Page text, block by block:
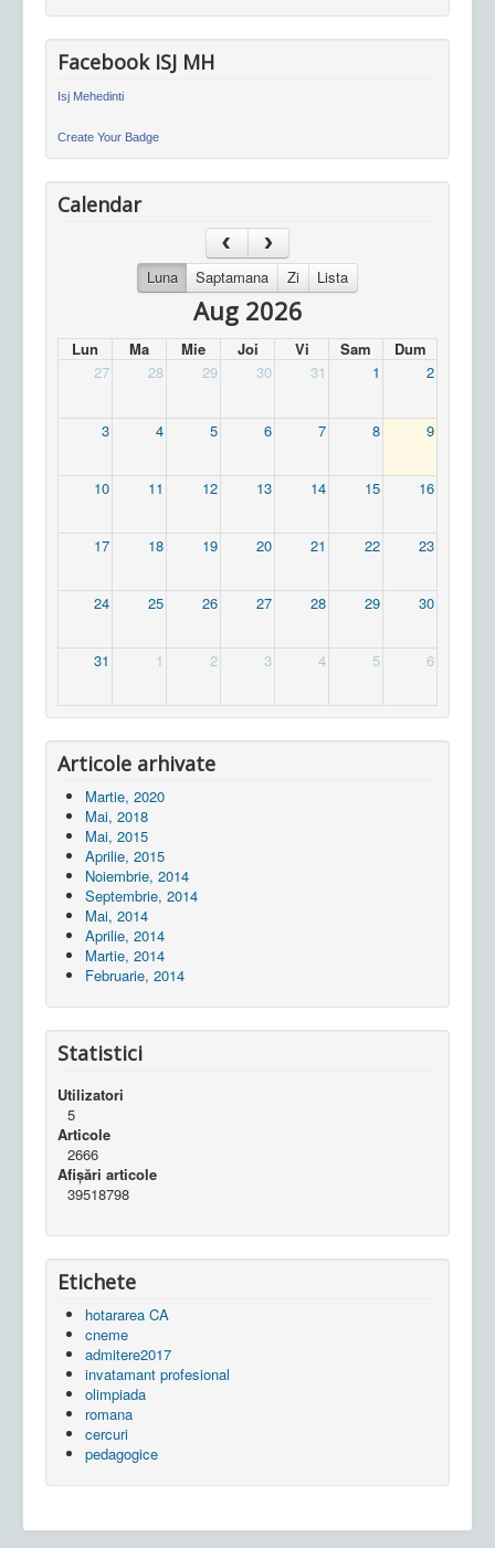
Facebook ISJ MH
Isj Mehedinti
Create Your Badge
Calendar
Luna Saptamana Zi Lista
Aug 2026
Lun Ma Mie Joi Vi Sam
Dum
27
28 29 30 31 1 2
3 4 5 6 7 8 9
10 11 12 13 14 15 16
17 18 19 20 21 22 23
24 25 26 27 28 29 30
31 1 2 3 4 5 6
Articole arhivate
Martie, 2020
Mai, 2018
Mai, 2015
Aprilie, 2015
Noiembrie, 2014
Septembrie, 2014
Mai, 2014
Aprilie, 2014
Martie, 2014
Februarie, 2014
Statistici
Utilizatori
5
Articole
2666
Afișări articole
39518798
Etichete
hotararea CA
cneme
admitere2017
invatamant profesional
olimpiada
romana
cercuri
pedagogice